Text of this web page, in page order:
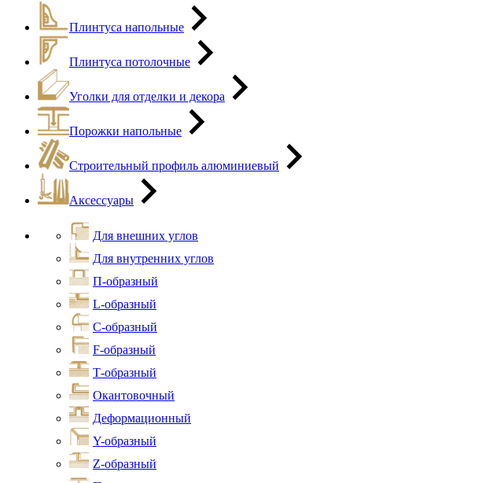
Плинтуса напольные
Плинтуса потолочные
Уголки для отделки и декора
Порожки напольные
Строительный профиль алюминиевый
Аксессуары
Для внешних углов
Для внутренних углов
П-образный
L-образный
С-образный
F-образный
Т-образный
Окантовочный
Деформационный
Y-образный
Z-образный